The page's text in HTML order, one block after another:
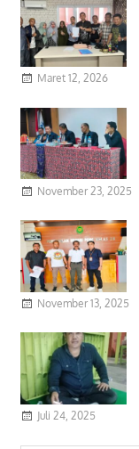
Maret 12, 2026
November 23, 2025
November 13, 2025
Juli 24, 2025